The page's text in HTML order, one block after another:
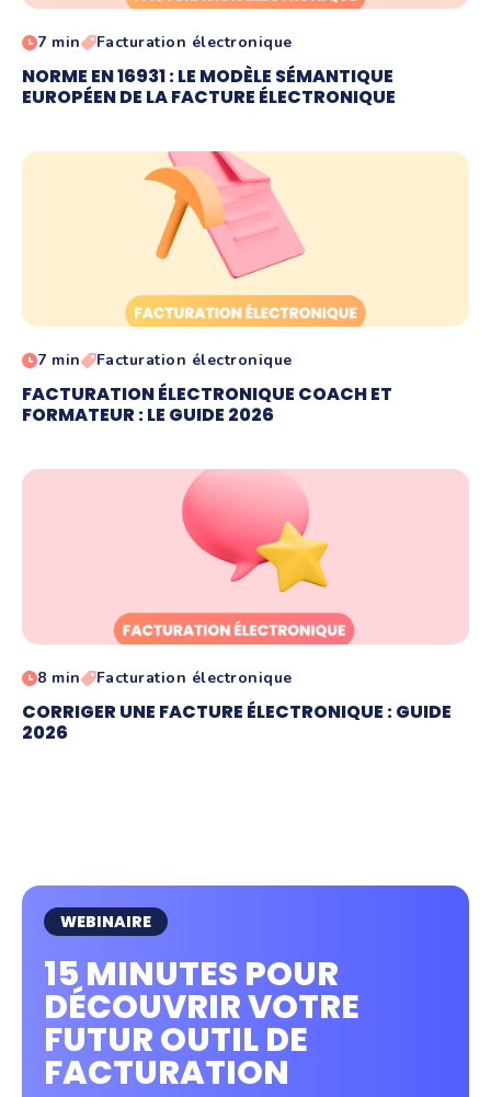
7 min Facturation électronique
NORME EN 16931 : LE MODÈLE SÉMANTIQUE
EUROPÉEN DE LA FACTURE ÉLECTRONIQUE
7 min Facturation électronique
FACTURATION ÉLECTRONIQUE COACH ET
FORMATEUR : LE GUIDE 2026
8 min Facturation électronique
CORRIGER UNE FACTURE ÉLECTRONIQUE : GUIDE
2026
WEBINAIRE
15 MINUTES POUR
DÉCOUVRIR VOTRE
FUTUR OUTIL DE
FACTURATION